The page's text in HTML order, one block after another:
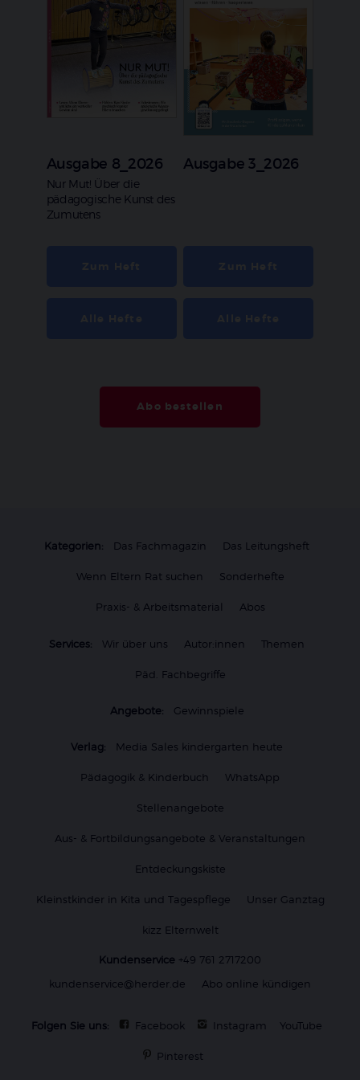
Ausgabe 8_2026
:
Nur Mut! Über die
pädagogische Kunst des
Zumutens
Ausgabe 3_2026
Abo bestellen
Kategorien: Das Fachmagazin Das Leitungsheft
Wenn Eltern Rat suchen Sonderhefte
Praxis- & Arbeitsmaterial Abos
Services: Wir über uns Autor:innen Themen
Päd. Fachbegriffe
Angebote: Gewinnspiele
Verlag: Media Sales kindergarten heute
Pädagogik & Kinderbuch WhatsApp
Stellenangebote
Aus- & Fortbildungsangebote & Veranstaltungen
Entdeckungskiste
Kleinstkinder in Kita und Tagespflege Unser Ganztag
kizz Elternwelt
Kundenservice +49 761 2717200
kundenservice@herder.de
Abo online kündigen
Folgen Sie uns: Facebook Instagram YouTube
Pinterest